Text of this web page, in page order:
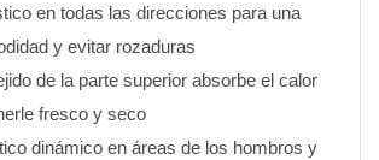
en todas las direcciones para una
y evitar rozaduras
de la parte superior absorbe el calor
fresco y seco
dinámico en áreas de los hombros y